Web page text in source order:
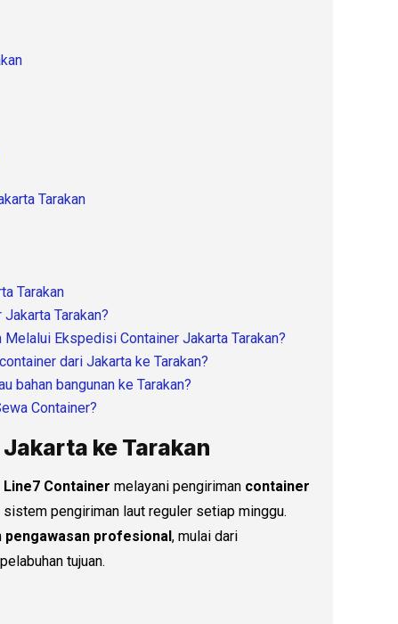
Tarakan
Tarakan
Tarakan?
Ekspedisi Container Jakarta Tarakan?
dari Jakarta ke Tarakan?
bahan bangunan ke Tarakan?
Container?
ke Tarakan
Line7 Container melayani pengiriman container
sistem pengiriman laut reguler setiap minggu.
pengawasan profesional, mulai dari
tujuan.